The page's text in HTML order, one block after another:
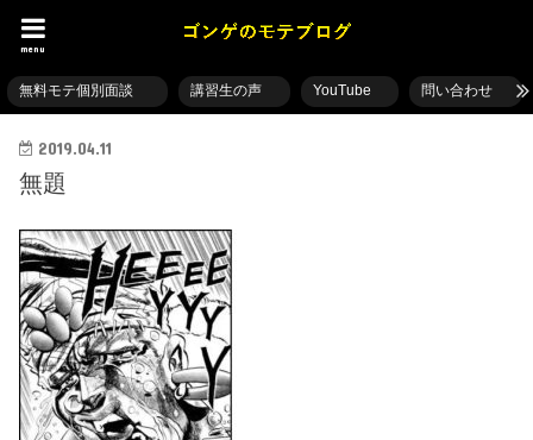
menu
無料モテ個別面談 講習生の声 YouTube 問い合わせ
2019.04.11
無題